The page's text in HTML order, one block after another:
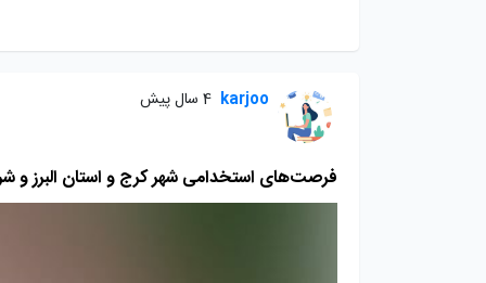
karjoo 4 سال پیش
فرصت‌های استخدامی شهر کرج و استان البرز و